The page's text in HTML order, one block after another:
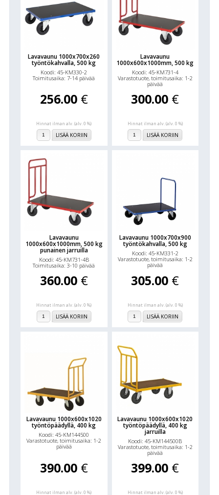
Lavavaunu 1000x700x260
työntökahvalla, 500 kg
Koodi: 45-KM330-2
Toimitusaika: 7-14 päivää
256.00 €
Hinnat ilman alv. (alv. 0 %)
LISÄÄ KORIIN
Lavavaunu
1000x600x1000mm, 500 kg
Koodi: 45-KM731-4
Varastotuote, toimitusaika: 1-2
päivää
300.00 €
Hinnat ilman alv. (alv. 0 %)
LISÄÄ KORIIN
Lavavaunu
1000x600x1000mm, 500 kg
punainen jarruilla
Koodi: 45-KM731-4B
Toimitusaika: 3-10 päivää
360.00 €
Hinnat ilman alv. (alv. 0 %)
LISÄÄ KORIIN
Lavavaunu 1000x700x900
työntökahvalla, 500 kg
Koodi: 45-KM331-2
Varastotuote, toimitusaika: 1-2
päivää
305.00 €
Hinnat ilman alv. (alv. 0 %)
LISÄÄ KORIIN
Lavavaunu 1000x600x1020
työntöpäädyllä, 400 kg
Koodi: 45-KM144500
Varastotuote, toimitusaika: 1-2
päivää
390.00 €
Hinnat ilman alv. (alv. 0 %)
Lavavaunu 1000x600x1020
työntöpäädyllä, 400 kg
jarruilla
Koodi: 45-KM144500B
Varastotuote, toimitusaika: 1-2
päivää
399.00 €
Hinnat ilman alv. (alv. 0 %)